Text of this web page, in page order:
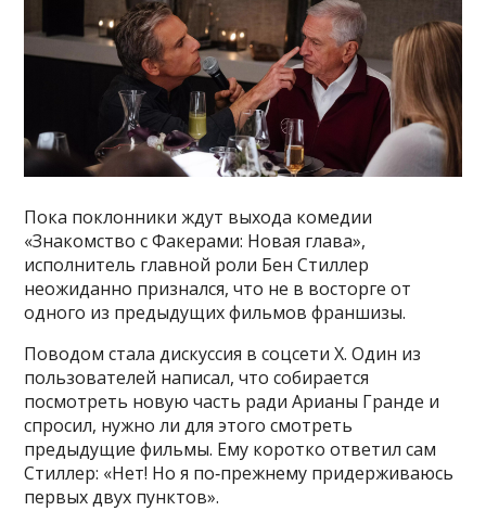
Пока поклонники ждут выхода комедии
«Знакомство с Факерами: Новая глава»,
исполнитель главной роли Бен Стиллер
неожиданно признался, что не в восторге от
одного из предыдущих фильмов франшизы.
Поводом стала дискуссия в соцсети X. Один из
пользователей написал, что собирается
посмотреть новую часть ради Арианы Гранде и
спросил, нужно ли для этого смотреть
предыдущие фильмы. Ему коротко ответил сам
Стиллер: «Нет! Но я по‑прежнему придерживаюсь
первых двух пунктов».